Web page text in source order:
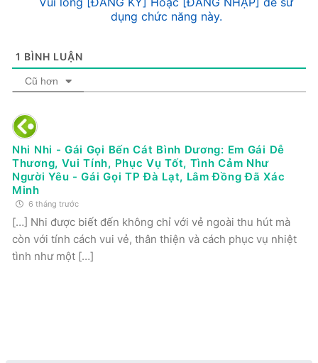
dụng chức năng này.
1 BÌNH LUẬN
Cũ hơn
Nhi Nhi - Gái Gọi Bến Cát Bình Dương: Em Gái Dễ
Thương, Vui Tính, Phục Vụ Tốt, Tình Cảm Như
Người Yêu - Gái Gọi TP Đà Lạt, Lâm Đồng Đã Xác
Minh
6 tháng trước
[…] Nhi được biết đến không chỉ với vẻ ngoài thu hút mà
còn với tính cách vui vẻ, thân thiện và cách phục vụ nhiệt
tình như một […]